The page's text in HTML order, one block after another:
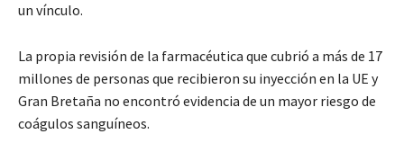
un vínculo.
La propia revisión de la farmacéutica que cubrió a más de 17
millones de personas que recibieron su inyección en la UE y
Gran Bretaña no encontró evidencia de un mayor riesgo de
coágulos sanguíneos.